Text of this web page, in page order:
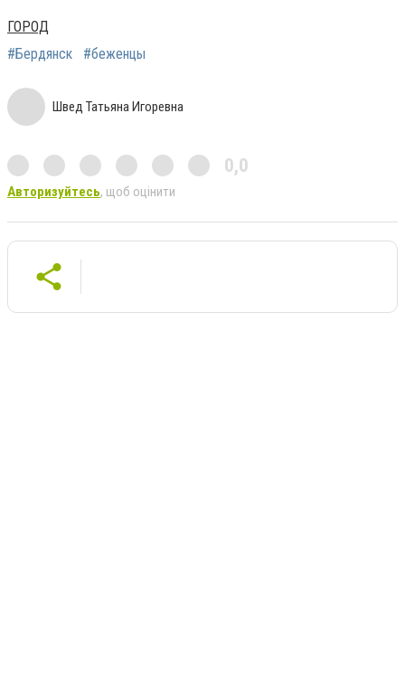
ГОРОД
#Бердянск
#беженцы
Швед Татьяна Игоревна
0,0
Авторизуйтесь, щоб оцінити